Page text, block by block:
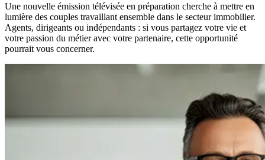
Une nouvelle émission télévisée en préparation cherche à mettre en
lumière des couples travaillant ensemble dans le secteur immobilier.
Agents, dirigeants ou indépendants : si vous partagez votre vie et
votre passion du métier avec votre partenaire, cette opportunité
pourrait vous concerner.